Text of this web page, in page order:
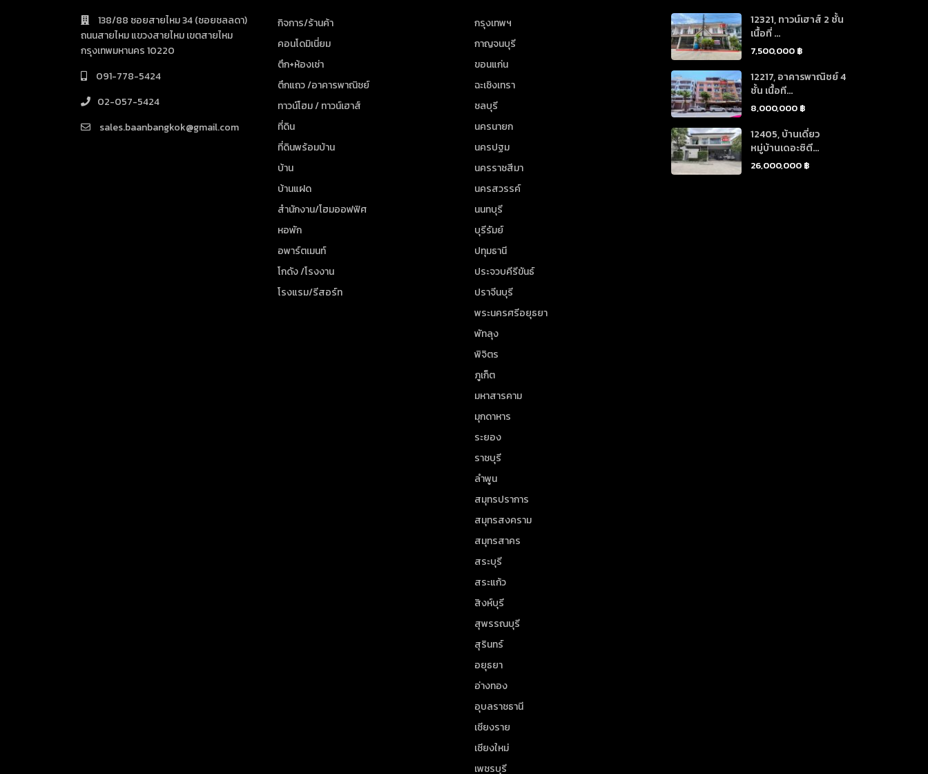
138/88 ซอยสายไหม 34 (ซอยชลลดา)
ถนนสายไหม แขวงสายไหม เขตสายไหม
กรุงเทพมหานคร 10220
091-778-5424
02-057-5424
sales.baanbangkok@gmail.com
กิจการ/ร้านค้า
คอนโดมิเนี่ยม
ตึก+ห้องเช่า
ตึกแถว /อาคารพาณิชย์
ทาวน์โฮม / ทาวน์เฮาส์
ที่ดิน
ที่ดินพร้อมบ้าน
บ้าน
บ้านแฝด
สำนักงาน/โฮมออฟฟิศ
หอพัก
อพาร์ตเมนท์
โกดัง /โรงงาน
โรงแรม/รีสอร์ท
กรุงเทพฯ
กาญจนบุรี
ขอนแก่น
ฉะเชิงเทรา
ชลบุรี
นครนายก
นครปฐม
นครราชสีมา
นครสวรรค์
นนทบุรี
บุรีรัมย์
ปทุมธานี
ประจวบคีรีขันธ์
ปราจีนบุรี
พระนครศรีอยุธยา
พัทลุง
พิจิตร
ภูเก็ต
มหาสารคาม
มุกดาหาร
ระยอง
ราชบุรี
ลำพูน
สมุทรปราการ
สมุทรสงคราม
สมุทรสาคร
สระบุรี
สระแก้ว
สิงห์บุรี
สุพรรณบุรี
สุรินทร์
อยุธยา
อ่างทอง
อุบลราชธานี
เชียงราย
เชียงใหม่
เพชรบุรี
12321, ทาวน์เฮาส์ 2 ชั้น
เนื้อที่ ...
7,500,000 ฿
12217, อาคารพาณิชย์ 4
ชั้น เนื้อที...
8,000,000 ฿
12405, บ้านเดี่ยว
หมู่บ้านเดอะซิตี...
26,000,000 ฿